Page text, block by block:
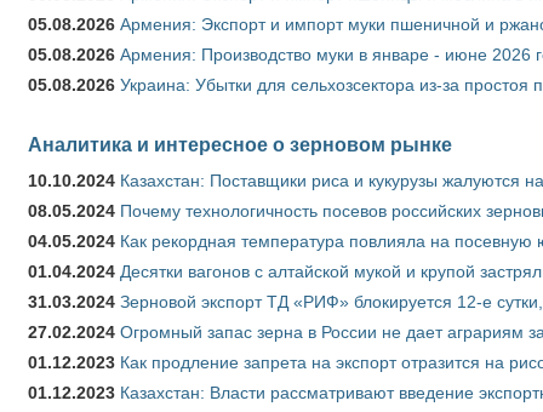
05.08.2026 Армения: Экспорт и импорт муки пшеничной и
05.08.2026 Армения: Производство муки в январе - июне 2026
05.08.2026 Украина: Убытки для сельхозсектора из-за простоя
Аналитика и интересное о зерновом рынке
10.10.2024 Казахстан: Поставщики риса и кукурузы жалуются
08.05.2024 Почему технологичность посевов российских
04.05.2024 Как рекордная температура повлияла на
01.04.2024 Десятки вагонов с алтайской мукой и крупой
31.03.2024 Зерновой экспорт ТД «РИФ» блокируется 12-е
27.02.2024 Огромный запас зерна в России не дает аграриям
01.12.2023 Как продление запрета на экспорт отразится на
01.12.2023 Казахстан: Власти рассматривают введение